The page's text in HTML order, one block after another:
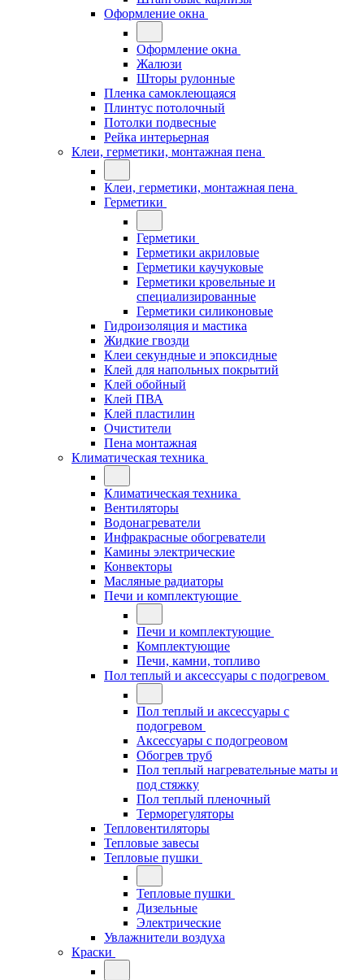
Оформление окна
Оформление окна
Жалюзи
Шторы рулонные
Пленка самоклеющаяся
Плинтус потолочный
Потолки подвесные
Рейка интерьерная
Клеи, герметики, монтажная пена
Клеи, герметики, монтажная пена
Герметики
Герметики
Герметики акриловые
Герметики каучуковые
Герметики кровельные и
специализированные
Герметики силиконовые
Гидроизоляция и мастика
Жидкие гвозди
Клеи секундные и эпоксидные
Клей для напольных покрытий
Клей обойный
Клей ПВА
Клей пластилин
Очистители
Пена монтажная
Климатическая техника
Климатическая техника
Вентиляторы
Водонагреватели
Инфракрасные обогреватели
Камины электрические
Конвекторы
Масляные радиаторы
Печи и комплектующие
Печи и комплектующие
Комплектующие
Печи, камни, топливо
Пол теплый и аксессуары с подогревом
Пол теплый и аксессуары с
подогревом
Аксессуары с подогреовом
Обогрев труб
Пол теплый нагревательные маты и
под стяжку
Пол теплый пленочный
Терморегуляторы
Тепловентиляторы
Тепловые завесы
Тепловые пушки
Тепловые пушки
Дизельные
Электрические
Увлажнители воздуха
Краски